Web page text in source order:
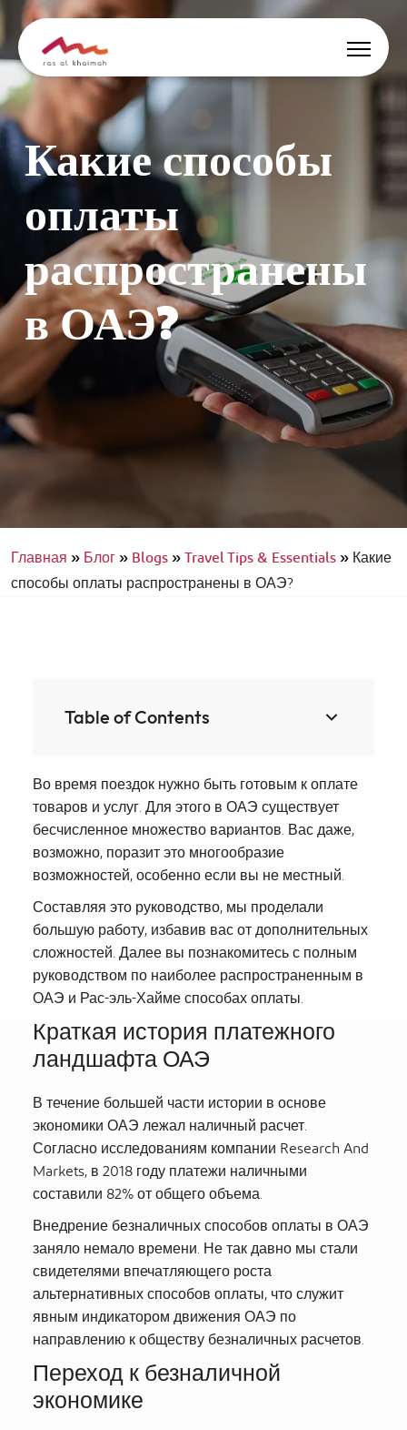
Скидки
Вдохновись
Чем заняться
Спланируй тур
🇷🇺 RU События Поиск
Какие способы
оплаты
распространены
в ОАЭ?
Главная»Блог»Blogs»Travel Tips & Essentials»Какие
способы оплаты распространены в ОАЭ?
Table of Contents
Во время поездок нужно быть готовым к оплате
товаров и услуг. Для этого в ОАЭ существует
бесчисленное множество вариантов. Вас даже,
возможно, поразит это многообразие
возможностей, особенно если вы не местный.
Составляя это руководство, мы проделали
большую работу, избавив вас от дополнительных
сложностей. Далее вы познакомитесь с полным
руководством по наиболее распространенным в
ОАЭ и Рас-эль-Хайме способах оплаты.
Краткая история платежного
ландшафта ОАЭ
В течение большей части истории в основе
экономики ОАЭ лежал наличный расчет.
Согласно исследованиям компании Research And
Markets, в 2018 году платежи наличными
составили 82% от общего объема.
Внедрение безналичных способов оплаты в ОАЭ
заняло немало времени. Не так давно мы стали
свидетелями впечатляющего роста
альтернативных способов оплаты, что служит
явным индикатором движения ОАЭ по
направлению к обществу безналичных расчетов.
Переход к безналичной
экономике